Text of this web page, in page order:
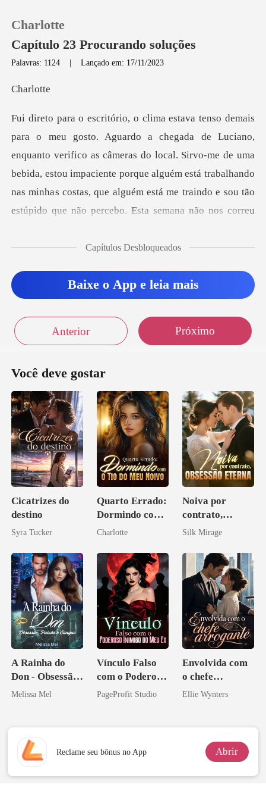
Loja
Histórico
Sair
Charlotte
Capítulo 23 Procurando soluções
Palavras: 1124 |Lançado em: 17/11/2023
rlo
o verifico as câmeras do local. Sirvo-me de uma
bebida, estou impaciente porque alguém está trabalhando
nas minha
Capítulos Desbloqueados
Baixe o App e leia mais
Anterior Próximo
Você deve gostar
Cicatrizes do
destino
Syra Tucker
Quarto Errado:
Dormindo com
o Tio do Meu
Charlotte
Noiva por
contrato,
obsessão eterna
Silk Mirage
A Rainha do
Don - Obsessão,
Paixão e Sangue
Melissa Mel
Vínculo Falso
com o Poderoso
Inimigo do Meu
PageProfit Studio
Envolvida com
o chefe
arrogante
Ellie Wynters
Reclame seu bônus no App Abrir